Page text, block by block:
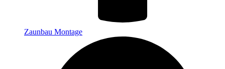
Zaunbau Montage